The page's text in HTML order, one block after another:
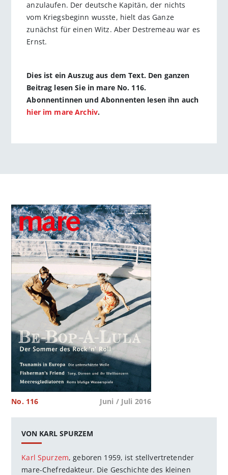
anzulaufen. Der deutsche Kapitän, der nichts
vom Kriegsbeginn wusste, hielt das Ganze
zunächst für einen Witz. Aber Destremeau war es
Ernst.
Dies ist ein Auszug aus dem Text. Den ganzen
Beitrag lesen Sie in mare No. 116.
Abonnentinnen und Abonnenten lesen ihn auch
hier im mare Archiv.
No. 116 Juni / Juli 2016
VON KARL SPURZEM
Karl Spurzem, geboren 1959, ist stellvertretender
mare-Chefredakteur. Die Geschichte des kleinen